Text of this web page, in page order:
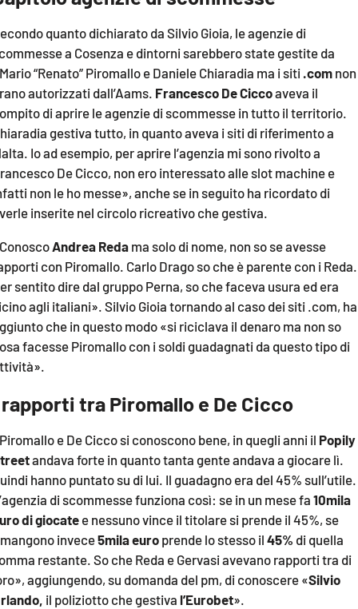
quanto dichiarato da Silvio Gioia, le agenzie di
a Cosenza e dintorni sarebbero state gestite da
“Renato” Piromallo e Daniele Chiaradia ma i siti .com non
autorizzati dall’Aams. Francesco De Ciccoaveva il
di aprire le agenzie di scommesse in tutto il territorio.
gestiva tutto, in quanto aveva i siti di riferimento a
Io ad esempio, per aprire l’agenzia mi sono rivolto a
De Cicco, non ero interessato alle slot machine e
non le ho messe», anche se in seguito ha ricordato di
inserite nel circolo ricreativo che gestiva.
Andrea Reda ma solo di nome, non so se avesse
con Piromallo. Carlo Drago so che è parente con i Reda.
sentito dire dal gruppo Perna, so che faceva usura ed era
agli italiani». Silvio Gioia tornando al caso dei siti .com, ha
che in questo modo «si riciclava il denaro ma non so
facesse Piromallo con i soldi guadagnati da questo tipo di
tra Piromallo e De Cicco
e De Cicco si conoscono bene, in quegli anni il Popily
andava forte in quanto tanta gente andava a giocare lì.
hanno puntato su di lui. Il guadagno era del 45% sull’utile.
di scommesse funziona così: se in un mese fa 10mila
di giocate e nessuno vince il titolare si prende il 45%, se
invece5mila euro prende lo stesso il 45% di quella
restante. So che Reda e Gervasi avevano rapporti tra di
aggiungendo, su domanda del pm, di conoscere «Silvio
il poliziotto che gestiva l’Eurobet».